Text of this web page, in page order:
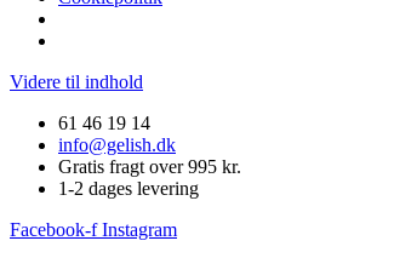
Videre til indhold
61 46 19 14
info@gelish.dk
Gratis fragt over 995 kr.
1-2 dages levering
Facebook-f Instagram